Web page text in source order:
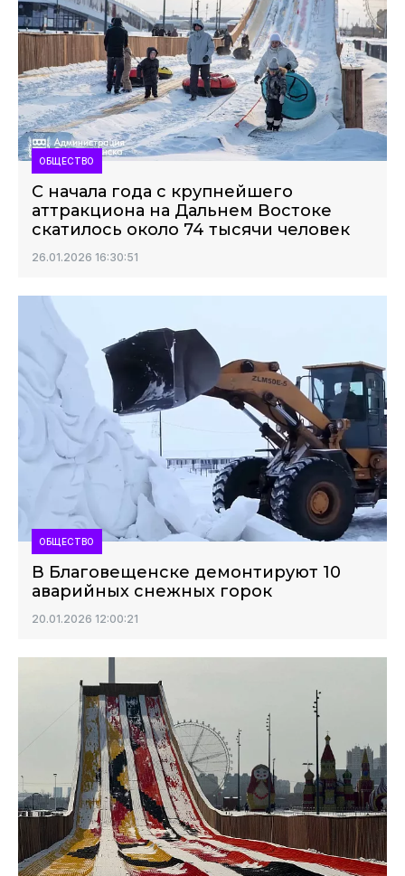
ОБЩЕСТВО
С начала года с крупнейшего
аттракциона на Дальнем Востоке
скатилось около 74 тысячи человек
26.01.2026 16:30:51
ОБЩЕСТВО
В Благовещенске демонтируют 10
аварийных снежных горок
20.01.2026 12:00:21